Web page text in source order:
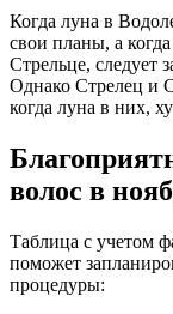
Когда луна в
свои планы, а
Стрельце, следует
Однако Стрелец и
когда луна в них,
волос в
Таблица с учетом
поможет
процедуры: